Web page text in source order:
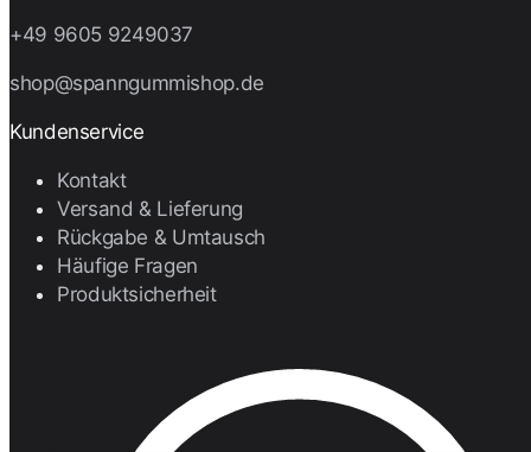
+49 9605 9249037
shop@spanngummishop.de
Kundenservice
Kontakt
Versand & Lieferung
Rückgabe & Umtausch
Häufige Fragen
Produktsicherheit